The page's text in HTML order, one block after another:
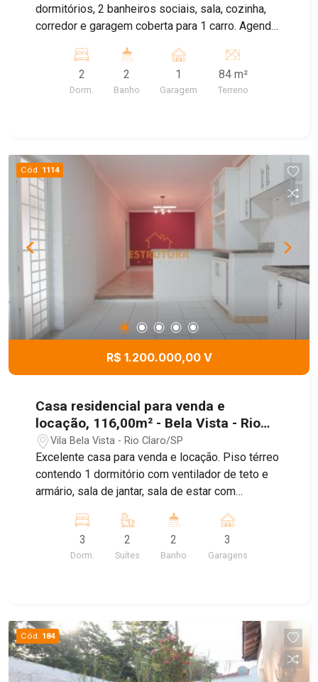
dormitórios, 2 banheiros sociais, sala, cozinha,
corredor e garagem coberta para 1 carro. Agende
2
Dorm.
2
Banho
1
Garagem
84 m²
Terreno
Cód. 1114
R$ 1.200.000,00 V
Casa residencial para venda e
locação, 116,00m² - Bela Vista - Rio
Claro/SP
Vila Bela Vista - Rio Claro/SP
Excelente casa para venda e locação. Piso térreo
contendo 1 dormitório com ventilador de teto e
armário, sala de jantar, sala de estar com
gabinete, cozinha com armários planejados,
ampla área de lazer com quintal, jardim, piscina,
sauna, quarto de despejo, 1 WC social,
descoberta para 3 carros, cerca elétrica, alarme e
portão eletrônico. Agenda uma visita!
3
Dorm.
2
Suítes
2
Banho
3
Garagens
Cód. 184